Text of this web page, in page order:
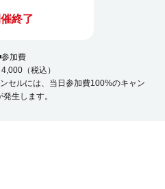
終了
参加費
（税込）
セルには、当日参加費100%のキャン
生します。